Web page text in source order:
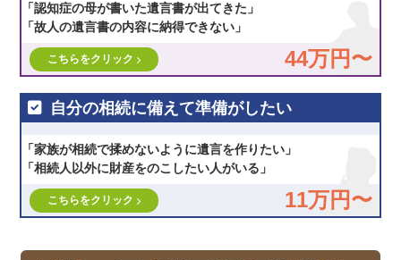
「認知症の母が書いた遺言書が出てきた」
「故人の遺言書の内容に納得できない」
44万円〜
こちらをクリック
自分の相続に備えて準備がしたい
「家族が相続で揉めないように遺言を作りたい」
「相続人以外に財産をのこしたい人がいる」
11万円〜
こちらをクリック